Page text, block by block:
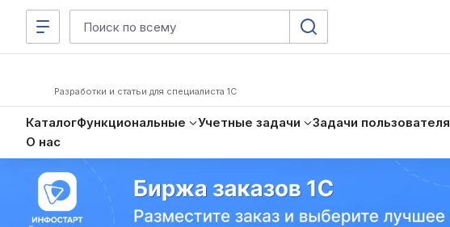
Разработки и статьи для специалиста 1С
КаталогФункциональные Учетные задачи Задачи пользователя
О нас